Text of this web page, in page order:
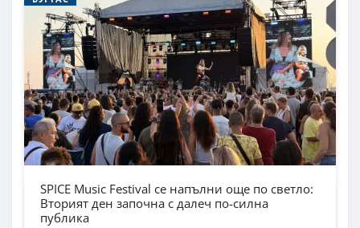
SPICE Music Festival се напълни още по светло:
Вторият ден започна с далеч по-силна
публика